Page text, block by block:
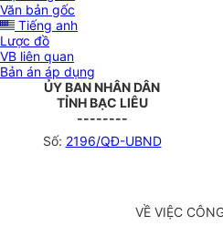
Văn bản gốc
Tiếng anh
Lược đồ
VB liên quan
Bản án áp dụng
ỦY BAN NHÂN DÂN
TỈNH BẠC LIÊU
--------
Số: 2196/QĐ-UBND
VỀ VIỆC